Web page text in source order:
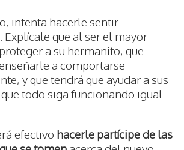
intenta hacerle sentir
que al ser el mayor
a su hermanito, que
a comportarse
y que tendrá que ayudar a sus
todo siga funcionando igual
efectivo hacerle partícipe de las